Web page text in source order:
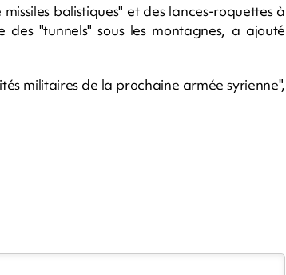
balistiques" et des lances-roquettes à
"tunnels" sous les montagnes, a ajouté
militaires de la prochaine armée syrienne",